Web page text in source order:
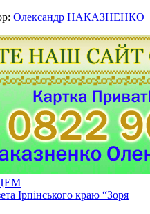
Олександр НАКАЗНЕНКО
Ірпінського краю “Зоря